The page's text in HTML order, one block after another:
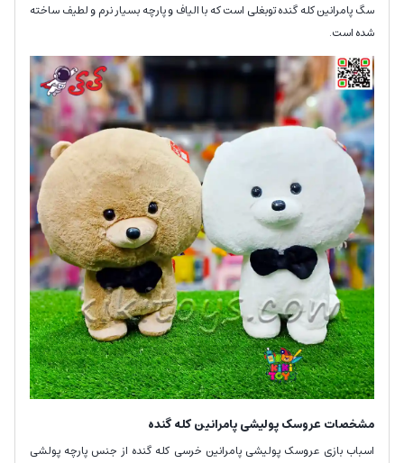
سگ پامرانین کله گنده توبغلی است که با الیاف و پارچه بسیار نرم و لطیف ساخته
شده است.
مشخصات عروسک پولیشی پامرانین کله گنده
اسباب بازی عروسک پولیشی پامرانین خرسی کله گنده از جنس پارچه پولشی